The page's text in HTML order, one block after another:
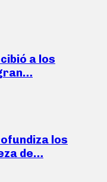
a los
los
de…